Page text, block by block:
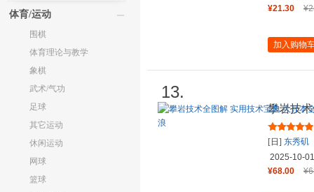
体育/运动
围棋
体育理论与教学
象棋
武术/气功
足球
其它运动
休闲运动
网球
篮球
¥21.30
加入购物
13.
攀岩技
插图 新
[日] 东秀矶
2025-10-01
¥68.00